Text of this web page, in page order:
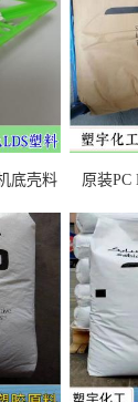
底壳料
原装PC